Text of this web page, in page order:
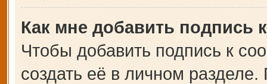
Как мне добавить подпись
Чтобы добавить подпись к
создать её в личном